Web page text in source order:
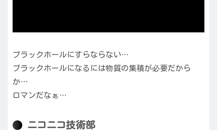
ブラックホールにすらならない…
ブラックホールになるには物質の集積が必要だから
か…
ロマンだなぁ…
ニコニコ技術部